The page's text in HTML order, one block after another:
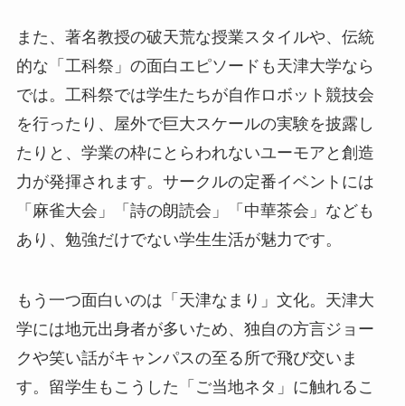
また、著名教授の破天荒な授業スタイルや、伝統
的な「工科祭」の面白エピソードも天津大学なら
では。工科祭では学生たちが自作ロボット競技会
を行ったり、屋外で巨大スケールの実験を披露し
たりと、学業の枠にとらわれないユーモアと創造
力が発揮されます。サークルの定番イベントには
「麻雀大会」「詩の朗読会」「中華茶会」なども
あり、勉強だけでない学生生活が魅力です。
もう一つ面白いのは「天津なまり」文化。天津大
学には地元出身者が多いため、独自の方言ジョー
クや笑い話がキャンパスの至る所で飛び交いま
す。留学生もこうした「ご当地ネタ」に触れるこ